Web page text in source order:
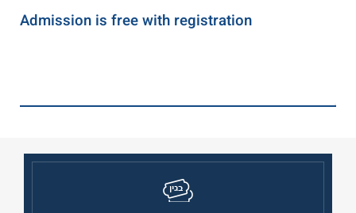
Admission is free with registration